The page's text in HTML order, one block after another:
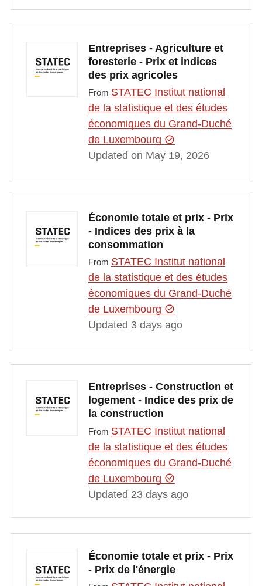
Entreprises - Agriculture et
foresterie - Prix et indices
des prix agricoles
From STATEC Institut national
de la statistique et des études
économiques du Grand-Duché
de Luxembourg
Updated on May 19, 2026
Économie totale et prix - Prix
- Indices des prix à la
consommation
From STATEC Institut national
de la statistique et des études
économiques du Grand-Duché
de Luxembourg
Updated 3 days ago
Entreprises - Construction et
logement - Indice des prix de
la construction
From STATEC Institut national
de la statistique et des études
économiques du Grand-Duché
de Luxembourg
Updated 23 days ago
Économie totale et prix - Prix
- Prix de l'énergie